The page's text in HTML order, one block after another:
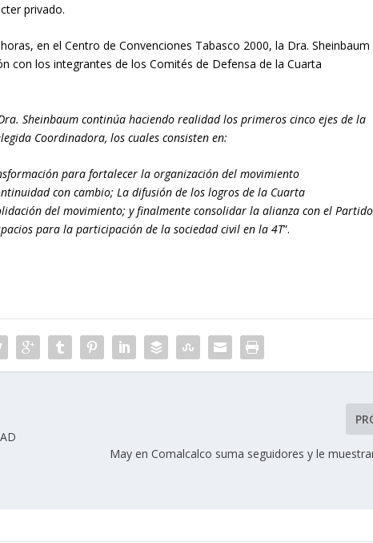
privado.
en el Centro de Convenciones Tabasco 2000, la Dra. Sheinbaum
con los integrantes de los Comités de Defensa de la Cuarta
Sheinbaum continúa haciendo realidad los primeros cinco ejes de la
Coordinadora, los cuales consisten en:
para fortalecer la organización del movimiento
con cambio; La difusión de los logros de la Cuarta
del movimiento; y finalmente consolidar la alianza con el Partido
para la participación de la sociedad civil en la 4T”.
May en Comalcalco suma seguidores y le